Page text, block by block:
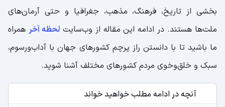
بخشی از تاریخ، فرهنگ، مذهب، جغرافیا و حتی آرمان‌های
ملت‌ها هستند. در ادامه این مقاله از وب‌سایتلحظه آخر همراه
ما باشید تا با دانستن راز پرچم کشورهای جهان با آداب‌ورسوم،
سبک و خلق‌وخوی مردم کشورهای مختلف آشنا شوید.
آنچه در ادامه مطلب خواهید خواند